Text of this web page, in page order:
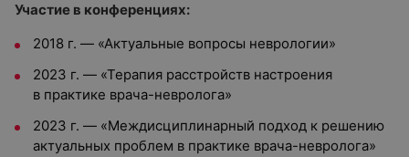
Участие в конференциях:
2018 г. — «Актуальные вопросы неврологии»
2023 г. — «Терапия расстройств настроения
в практике врача-невролога»
2023 г. — «Междисциплинарный подход к решению
актуальных проблем в практике врача-невролога»